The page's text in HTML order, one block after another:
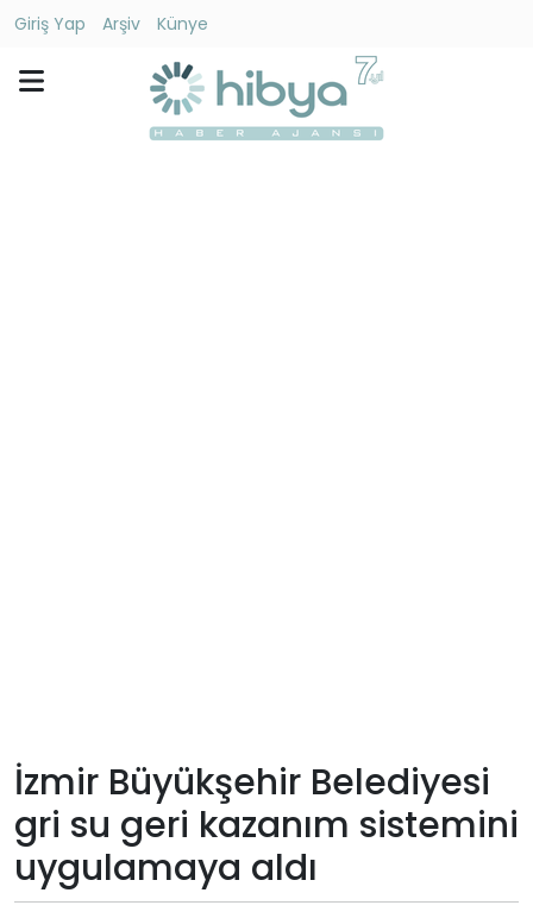
Giriş Yap Arşiv
Künye
Künye
Giriş
Yap
İzmir Büyükşehir Belediyesi
gri su geri kazanım sistemini
uygulamaya aldı